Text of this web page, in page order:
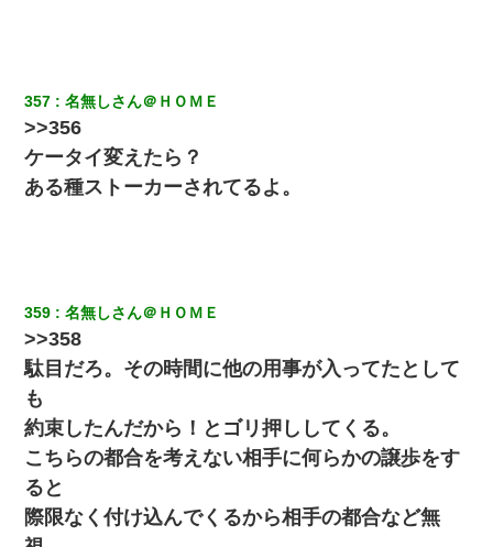
357 名無しさん＠ＨＯＭＥ
>>356
ケータイ変えたら？
ある種ストーカーされてるよ。
359 名無しさん＠ＨＯＭＥ
>>358
駄目だろ。その時間に他の用事が入ってたとして
も
約束したんだから！とゴリ押ししてくる。
こちらの都合を考えない相手に何らかの譲歩をす
ると
際限なく付け込んでくるから相手の都合など無